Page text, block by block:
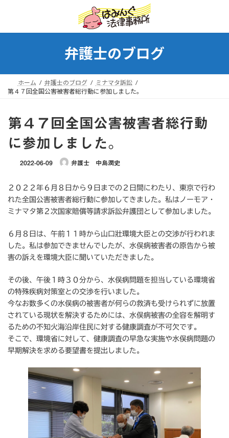
ン
キ
ー
に
弁護士のブログ
ホーム 弁護士のブログ
ミナマタ訴訟
第４７回全国公害被害者総行動に参加しました。
第４７回全国公害被害者総行動
に参加しました。
2022-06-09 弁護士 中島潤史
２０２２年６月８日から９日までの２日間にわたり、東京で行わ
れた全国公害被害者総行動に参加してきました。私はノーモア・
ミナマタ第２次国家賠償等請求訴訟弁護団として参加しました。
６月８日は、午前１１時から山口壯環境大臣との交渉が行われま
した。私は参加できませんでしたが、水俣病被害者の原告から被
害の訴えを環境大臣に聞いていただきました。
その後、午後１時３０分から、水俣病問題を担当している環境省
の特殊疾病対策室との交渉を行いました。
今なお数多くの水俣病の被害者が何らの救済も受けられずに放置
されている現状を解決するためには、水俣病被害の全容を解明す
るための不知火海沿岸住民に対する健康調査が不可欠です。
そこで、環境省に対して、健康調査の早急な実施や水俣病問題の
早期解決を求める要望書を提出しました。